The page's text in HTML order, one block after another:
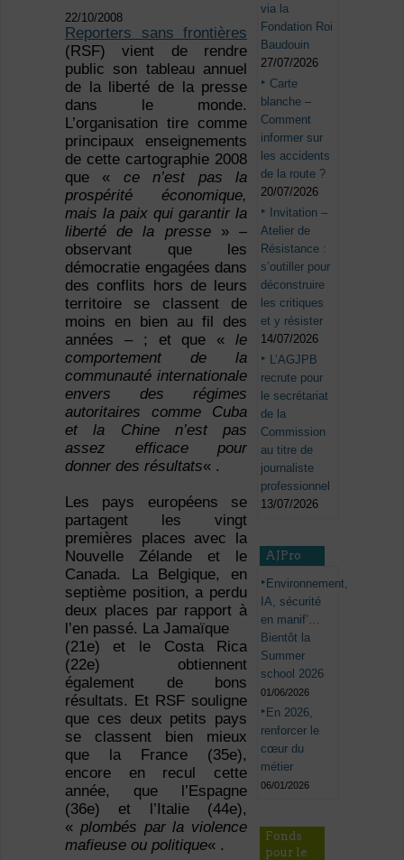
22/10/2008
Reporters sans frontières
(RSF) vient de rendre
public son tableau annuel
de la liberté de la presse
dans le monde.
L’organisation tire comme
principaux enseignements
de cette cartographie 2008
que « ce n’est pas la
prospérité économique,
mais la paix qui garantir la
liberté de la presse» –
observant que les
démocratie engagées dans
des conflits hors de leurs
territoire se classent de
moins en bien au fil des
années – ; et que «le
comportement de la
communauté internationale
envers des régimes
autoritaires comme Cuba
et la Chine n’est pas
assez efficace pour
donner des résultats« .
Les pays européens se
partagent les vingt
premières places avec la
Nouvelle Zélande et le
Canada. La Belgique, en
septième position, a perdu
deux places par rapport à
l’en passé. La Jamaïque
(21e) et le Costa Rica
(22e) obtiennent
également de bons
résultats. Et RSF souligne
que ces deux petits pays
se classent bien mieux
que la France (35e),
encore en recul cette
année, que l’Espagne
(36e) et l’Italie (44e),
« plombés par la violence
mafieuse ou politique« .
via la
Fondation Roi
Baudouin
27/07/2026
Carte
blanche –
Comment
informer sur
les accidents
de la route ?
20/07/2026
Invitation –
Atelier de
Résistance :
s’outiller pour
déconstruire
les critiques
et y résister
14/07/2026
L’AGJPB
recrute pour
le secrétariat
de la
Commission
au titre de
journaliste
professionnel
13/07/2026
AJPro
Environnement,
IA, sécurité
en manif’…
Bientôt la
Summer
school 2026
01/06/2026
En 2026,
renforcer le
cœur du
métier
06/01/2026
Fonds
pour le